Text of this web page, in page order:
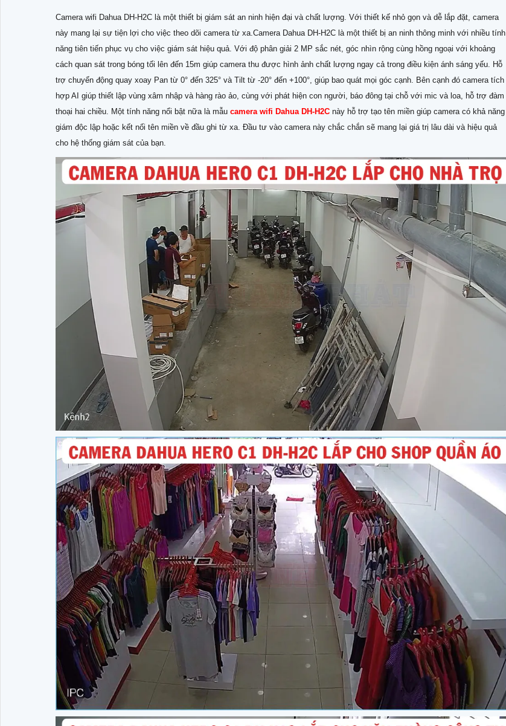
Camera wifi Dahua DH-H2C là một thiết bị giám sát an ninh hiện đại và chất lượng. Với thiết kế nhỏ gọn và dễ lắp đặt, camera
này mang lại sự tiện lợi cho việc theo dõi camera từ xa.Camera Dahua DH-H2C là một thiết bị an ninh thông minh với nhiều tính
năng tiên tiến phục vụ cho việc giám sát hiệu quả. Với độ phân giải 2 MP sắc nét, góc nhìn rộng cùng hồng ngoại với khoảng
cách quan sát trong bóng tối lên đến 15m giúp camera thu được hình ảnh chất lượng ngay cả trong điều kiện ánh sáng yếu. Hỗ
trợ chuyển động quay xoay Pan từ 0° đến 325° và Tilt từ -20° đến +100°, giúp bao quát mọi góc cạnh. Bên cạnh đó camera tích
hợp AI giúp thiết lập vùng xâm nhập và hàng rào ảo, cùng với phát hiện con người, báo đông tại chỗ với mic và loa, hỗ trợ đàm
thoại hai chiều. Một tính năng nổi bật nữa là mẫu camera wifi Dahua DH-H2C này hỗ trợ tạo tên miền giúp camera có khả năng
giám độc lập hoặc kết nối tên miền về đầu ghi từ xa. Đầu tư vào camera này chắc chắn sẽ mang lại giá trị lâu dài và hiệu quả
cho hệ thống giám sát của bạn.